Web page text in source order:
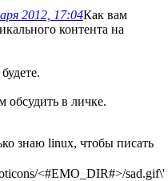
2012, 17:04Как вам
контента на
обсудить в личке.
знаю linux, чтобы писать
<#EMO_DIR#>/sad.gif\'